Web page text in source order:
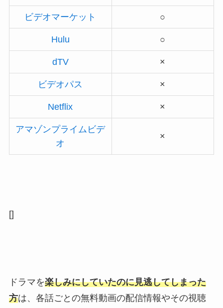
ビデオマーケット ○
Hulu ○
dTV ×
ビデオパス ×
Netflix ×
アマゾンプライムビデ
オ
×
[]
ドラマを楽しみにしていたのに見逃してしまった
方は、各話ごとの無料動画の配信情報やその視聴